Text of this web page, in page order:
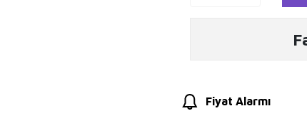
Fiyat Alarmı